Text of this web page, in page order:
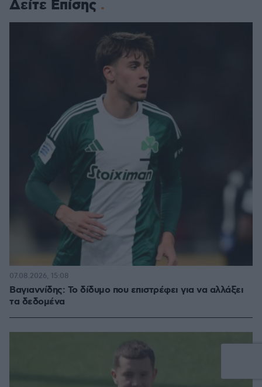
Δείτε Επίσης
Βαγιαννίδης: Το δίδυμο που επιστρέφει για να αλλάξει
τα δεδομένα
07.08.2026, 15:08